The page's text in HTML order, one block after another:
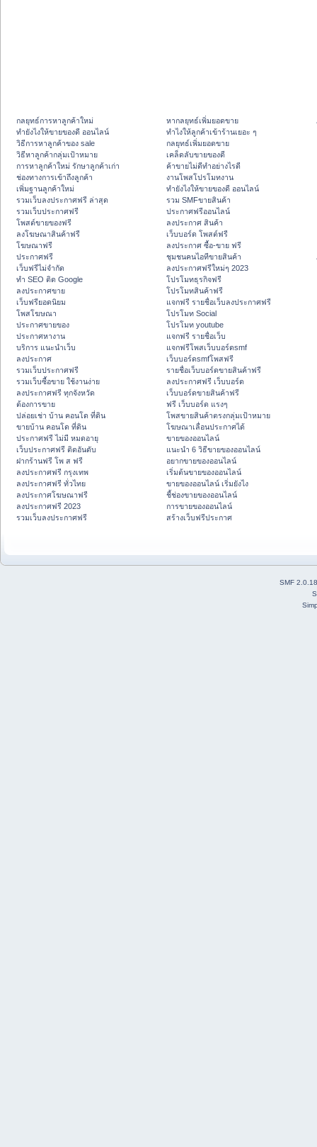
กลยุทธ์การหาลูกค้าใหม่
ทํายังไงให้ขายของดี ออนไลน์
วิธีการหาลูกค้าของ sale
วิธีหาลูกค้ากลุ่มเป้าหมาย
การหาลูกค้าใหม่ รักษาลูกค้าเก่า
ช่องทางการเข้าถึงลูกค้า
เพิ่มฐานลูกค้าใหม่
รวมเว็บลงประกาศฟรี ล่าสุด
รวมเว็บประกาศฟรี
โพสต์ขายของฟรี
ลงโฆษณาสินค้าฟรี
โฆษณาฟรี
ประกาศฟรี
เว็บฟรีไม่จำกัด
ทำ SEO ติด Google
ลงประกาศขาย
เว็บฟรียอดนิยม
โพสโฆษณา
ประกาศขายของ
ประกาศหางาน
บริการ แนะนำเว็บ
ลงประกาศ
รวมเว็บประกาศฟรี
รวมเว็บซื้อขาย ใช้งานง่าย
ลงประกาศฟรี ทุกจังหวัด
ต้องการขาย
ปล่อยเช่า บ้าน คอนโด ที่ดิน
ขายบ้าน คอนโด ที่ดิน
ประกาศฟรี ไม่มี หมดอายุ
เว็บประกาศฟรี ติดอันดับ
ฝากร้านฟรี โพ ส ฟรี
ลงประกาศฟรี กรุงเทพ
ลงประกาศฟรี ทั่วไทย
ลงประกาศโฆษณาฟรี
ลงประกาศฟรี 2023
รวมเว็บลงประกาศฟรี
หากลยุทธ์เพิ่มยอดขาย
ทําไงให้ลูกค้าเข้าร้านเยอะ ๆ
กลยุทธ์เพิ่มยอดขาย
เคล็ดลับขายของดี
ค้าขายไม่ดีทำอย่างไรดี
งานโพสโปรโมทงาน
ทํายังไงให้ขายของดี ออนไลน์
รวม SMFขายสินค้า
ประกาศฟรีออนไลน์
ลงประกาศ สินค้า
เว็บบอร์ด โพสต์ฟรี
ลงประกาศ ซื้อ-ขาย ฟรี
ชุมชนคนไอทีขายสินค้า
ลงประกาศฟรีใหม่ๆ 2023
โปรโมทธุรกิจฟรี
โปรโมทสินค้าฟรี
แจกฟรี รายชื่อเว็บลงประกาศฟรี
โปรโมท Social
โปรโมท youtube
แจกฟรี รายชื่อเว็บ
แจกฟรีโพสเว็บบอร์ดsmf
เว็บบอร์ดsmfโพสฟรี
รายชื่อเว็บบอร์ดขายสินค้าฟรี
ลงประกาศฟรี เว็บบอร์ด
เว็บบอร์ดขายสินค้าฟรี
ฟรี เว็บบอร์ด แรงๆ
โพสขายสินค้าตรงกลุ่มเป้าหมาย
โฆษณาเลื่อนประกาศได้
ขายของออนไลน์
แนะนำ 6 วิธีขายของออนไลน์
อยากขายของออนไลน์
เริ่มต้นขายของออนไลน์
ขายของออนไลน์ เริ่มยังไง
ชี้ช่องขายของออนไลน์
การขายของออนไลน์
สร้างเว็บฟรีประกาศ
SMF 2.0.18